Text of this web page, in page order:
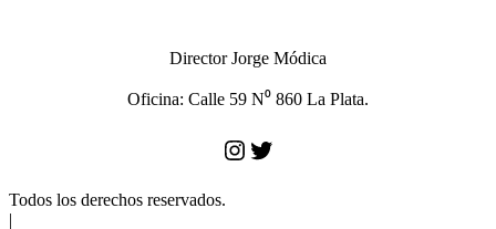
Director Jorge Módica
Oficina: Calle 59 N⁰ 860 La Plata.
Instagram
Twitter
Todos los derechos reservados.
|